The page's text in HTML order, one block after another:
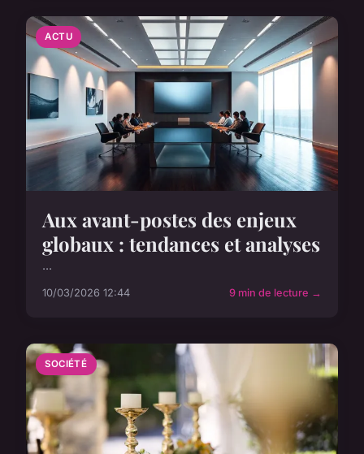
ACTU
Aux avant-postes des enjeux
globaux : tendances et analyses
...
10/03/2026 12:44 9 min de lecture →
SOCIÉTÉ